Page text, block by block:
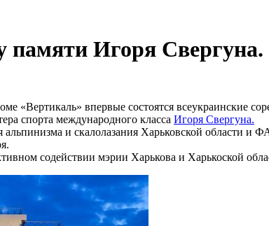
Игоря Свергуна.
«Вертикаль» впервые состоятся всеукраинские
спорта международного класса Игоря Свергуна.
альпинизма и скалолазания Харьковской области
содействии мэрии Харькова и Харькоской